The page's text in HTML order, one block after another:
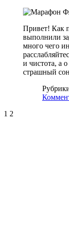
Привет! Как
выполнили
много чего
и чистота, а
страшный
1 2